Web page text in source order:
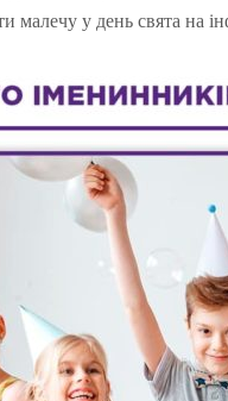
малечу у день свята на